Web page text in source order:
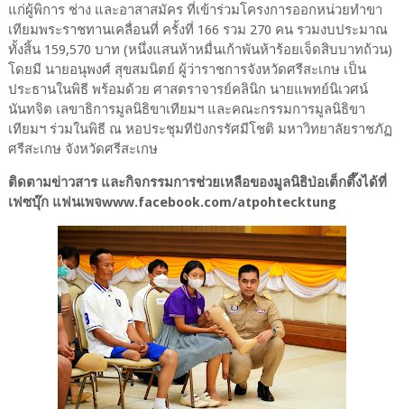
แก่ผู้พิการ ช่าง และอาสาสมัคร ที่เข้าร่วมโครงการออกหน่วยทำขา
เทียมพระราชทานเคลื่อนที่ ครั้งที่ 166 รวม 270 คน รวมงบประมาณ
ทั้งสิ้น 159,570 บาท (หนึ่งแสนห้าหมื่นเก้าพันห้าร้อยเจ็ดสิบบาทถ้วน)
โดยมี นายอนุพงศ์ สุขสมนิตย์ ผู้ว่าราชการจังหวัดศรีสะเกษ เป็น
ประธานในพิธี พร้อมด้วย ศาสตราจารย์คลินิก นายแพทย์นิเวศน์
นันทจิต เลขาธิการมูลนิธิขาเทียมฯ และคณะกรรมการมูลนิธิขา
เทียมฯ ร่วมในพิธี ณ หอประชุมทีปังกรรัศมีโชติ มหาวิทยาลัยราชภัฏ
ศรีสะเกษ จังหวัดศรีสะเกษ
ติดตามข่าวสาร และกิจกรรมการช่วยเหลือของมูลนิธิป่อเต็กตึ๊งได้ที่
เฟซบุ๊ก แฟนเพจwww.facebook.com/atpohtecktung